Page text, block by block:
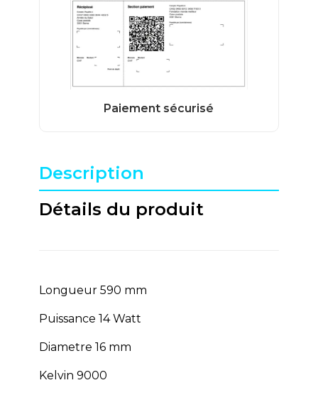
Description
Détails du produit
Longueur 590 mm
Puissance 14 Watt
Diametre 16 mm
Kelvin 9000